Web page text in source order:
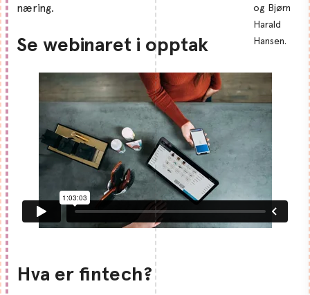
og Bjørn
Harald
Hansen.
næring.
Se webinaret i opptak
Hva er fintech?